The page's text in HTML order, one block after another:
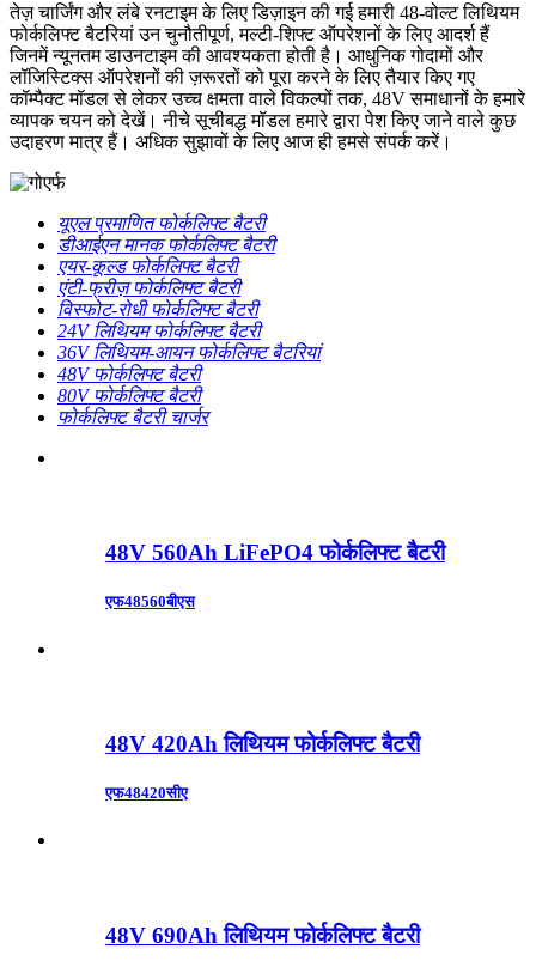
तेज़ चार्जिंग और लंबे रनटाइम के लिए डिज़ाइन की गई हमारी 48-वोल्ट लिथियम
फोर्कलिफ्ट बैटरियां उन चुनौतीपूर्ण, मल्टी-शिफ्ट ऑपरेशनों के लिए आदर्श हैं
जिनमें न्यूनतम डाउनटाइम की आवश्यकता होती है। आधुनिक गोदामों और
लॉजिस्टिक्स ऑपरेशनों की ज़रूरतों को पूरा करने के लिए तैयार किए गए
कॉम्पैक्ट मॉडल से लेकर उच्च क्षमता वाले विकल्पों तक, 48V समाधानों के हमारे
व्यापक चयन को देखें। नीचे सूचीबद्ध मॉडल हमारे द्वारा पेश किए जाने वाले कुछ
उदाहरण मात्र हैं। अधिक सुझावों के लिए आज ही हमसे संपर्क करें।
यूएल प्रमाणित फोर्कलिफ्ट बैटरी
डीआईएन मानक फोर्कलिफ्ट बैटरी
एयर-कूल्ड फोर्कलिफ्ट बैटरी
एंटी-फ्रीज़ फोर्कलिफ्ट बैटरी
विस्फोट-रोधी फोर्कलिफ्ट बैटरी
24V लिथियम फोर्कलिफ्ट बैटरी
36V लिथियम-आयन फोर्कलिफ्ट बैटरियां
48V फोर्कलिफ्ट बैटरी
80V फोर्कलिफ्ट बैटरी
फोर्कलिफ्ट बैटरी चार्जर
48V 560Ah LiFePO4 फोर्कलिफ्ट बैटरी
एफ48560बीएस
48V 420Ah लिथियम फोर्कलिफ्ट बैटरी
एफ48420सीए
48V 690Ah लिथियम फोर्कलिफ्ट बैटरी